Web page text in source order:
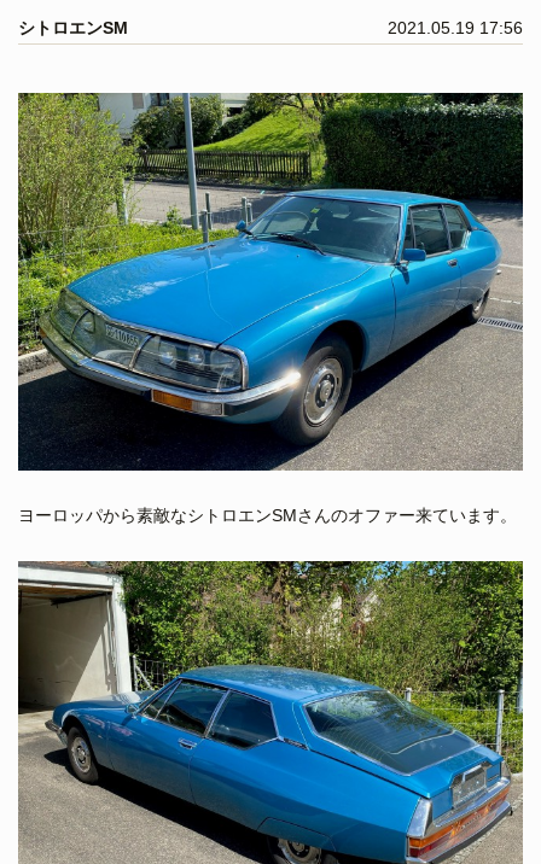
シトロエンSM 2021.05.19 17:56
ヨーロッパから素敵なシトロエンSMさんのオファー来ています。